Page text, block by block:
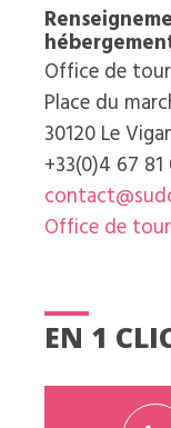
EN 1
Office de
Place du
30120 Le
+33(0)4 67 81
Office de